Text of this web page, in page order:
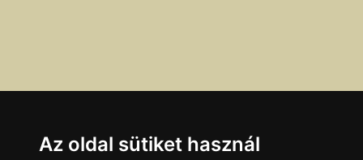
Az oldal sütiket használ